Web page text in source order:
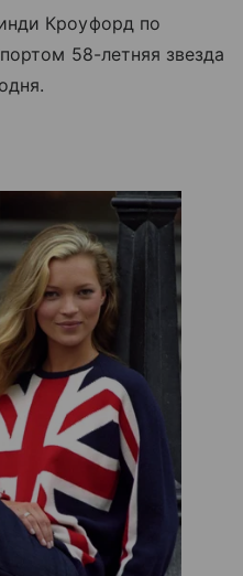
Кроуфорд по
58-летняя звезда